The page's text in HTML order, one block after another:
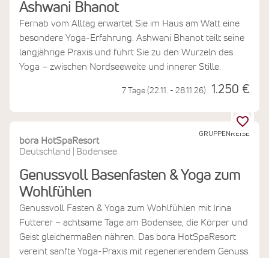
Ashwani Bhanot
Fernab vom Alltag erwartet Sie im Haus am Watt eine
besondere Yoga-Erfahrung. Ashwani Bhanot teilt seine
langjährige Praxis und führt Sie zu den Wurzeln des
Yoga – zwischen Nordseeweite und innerer Stille.
7 Tage (22.11. - 28.11.26) 1.250 €
GRUPPENREISE
bora HotSpaResort
Deutschland
Bodensee
Genussvoll Basenfasten & Yoga zum
Wohlfühlen
Genussvoll Fasten & Yoga zum Wohlfühlen mit Irina
Futterer – achtsame Tage am Bodensee, die Körper und
Geist gleichermaßen nähren. Das bora HotSpaResort
vereint sanfte Yoga-Praxis mit regenerierendem Genuss.